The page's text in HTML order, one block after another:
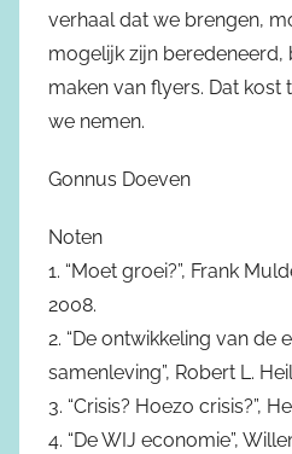
verhaal dat we brengen,
mogelijk zijn
maken van flyers. Dat kost
we nemen.
Gonnus Doeven
Noten
1. “Moet groei?”, Frank
2008.
2. “De ontwikkeling van de
samenleving”, Robert L.
3. “Crisis? Hoezo crisis?”,
4. “De WIJ economie”,